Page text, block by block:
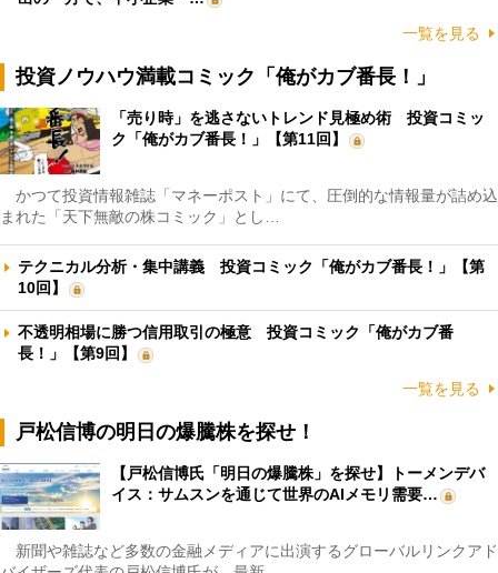
一覧を見る
投資ノウハウ満載コミック「俺がカブ番長！」
「売り時」を逃さないトレンド見極め術 投資コミッ
ク「俺がカブ番長！」【第11回】
かつて投資情報雑誌「マネーポスト」にて、圧倒的な情報量が詰め込
まれた「天下無敵の株コミック」とし…
テクニカル分析・集中講義 投資コミック「俺がカブ番長！」【第
10回】
不透明相場に勝つ信用取引の極意 投資コミック「俺がカブ番
長！」【第9回】
一覧を見る
戸松信博の明日の爆騰株を探せ！
【戸松信博氏「明日の爆騰株」を探せ】トーメンデバ
イス：サムスンを通じて世界のAIメモリ需要…
新聞や雑誌など多数の金融メディアに出演するグローバルリンクアド